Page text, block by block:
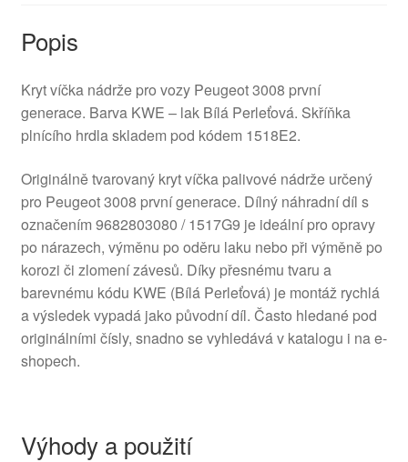
Popis
Kryt víčka nádrže pro vozy Peugeot 3008 první
generace. Barva KWE – lak Bílá Perleťová. Skříňka
plnícího hrdla skladem pod kódem 1518E2.
Originálně tvarovaný kryt víčka palivové nádrže určený
pro Peugeot 3008 první generace. Dílný náhradní díl s
označením 9682803080 / 1517G9 je ideální pro opravy
po nárazech, výměnu po oděru laku nebo při výměně po
korozi či zlomení závesů. Díky přesnému tvaru a
barevnému kódu KWE (Bílá Perleťová) je montáž rychlá
a výsledek vypadá jako původní díl. Často hledané pod
originálními čísly, snadno se vyhledává v katalogu i na e-
shopech.
Výhody a použití